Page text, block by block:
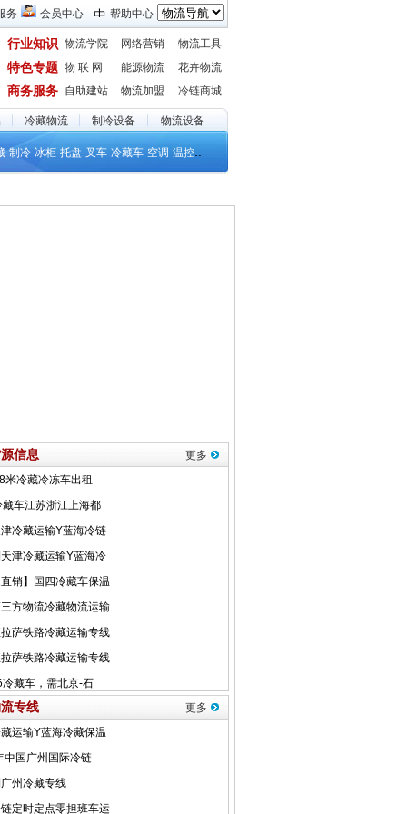
务 会员中心 帮助中心
行业知识 物流学院 网络营销 物流工具
特色专题 物 联 网 能源物流 花卉物流
商务服务 自助建站 物流加盟 冷链商城
冷藏物流 制冷设备 物流设备
制冷 冰柜 托盘 叉车 冷藏车 空调 温控
信息 更多
专线 更多